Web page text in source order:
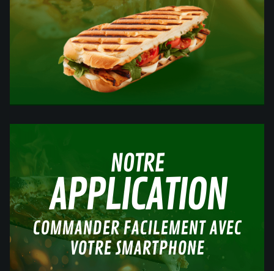
NOTRE
APPLICATION
COMMANDER FACILEMENT AVEC
VOTRE SMARTPHONE